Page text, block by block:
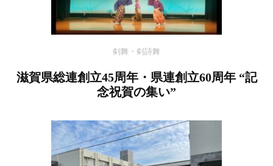
剣舞・剣詩舞
滋賀県総連創立45周年・県連創立60周年 “記
念祝賀の集い”